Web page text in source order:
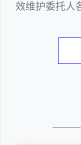
效维护委托人
————